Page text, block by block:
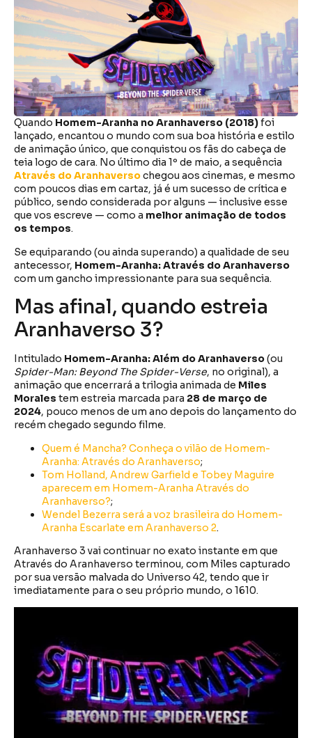
Quando Homem-Aranha no Aranhaverso (2018)foi
lançado, encantou o mundo com sua boa história e estilo
de animação único, que conquistou os fãs do cabeça de
teia logo de cara. No último dia 1º de maio, a sequência
Através do Aranhaversochegou aos cinemas, e mesmo
com poucos dias em cartaz, já é um sucesso de crítica e
público, sendo considerada por alguns — inclusive esse
que vos escreve — como a melhor animação de todos
os tempos.
Se equiparando (ou ainda superando) a qualidade de seu
antecessor, Homem-Aranha: Através do Aranhaverso
com um gancho impressionante para sua sequência.
Mas afinal, quando estreia
Aranhaverso 3?
Intitulado Homem-Aranha: Além do Aranhaverso(ou
Spider-Man: Beyond The Spider-Verse, no original), a
animação que encerrará a trilogia animada de Miles
Morales tem estreia marcada para 28 de março de
2024, pouco menos de um ano depois do lançamento do
recém chegado segundo filme.
Quem é Mancha? Conheça o vilão de Homem-
Aranha: Através do Aranhaverso;
Tom Holland, Andrew Garfield e Tobey Maguire
aparecem em Homem-Aranha Através do
Aranhaverso?;
Wendel Bezerra será a voz brasileira do Homem-
Aranha Escarlate em Aranhaverso 2.
Aranhaverso 3 vai continuar no exato instante em que
Através do Aranhaverso terminou, com Miles capturado
por sua versão malvada do Universo 42, tendo que ir
imediatamente para o seu próprio mundo, o 1610.